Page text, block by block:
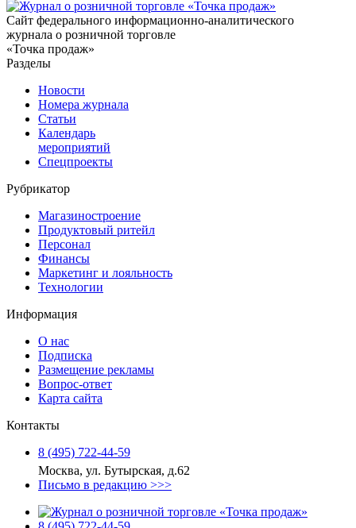
Сайт федерального информационно-аналитического
журнала о розничной торговле
«Точка продаж»
Разделы
Новости
Номера журнала
Статьи
Календарь
мероприятий
Спецпроекты
Рубрикатор
Магазиностроение
Продуктовый ритейл
Персонал
Финансы
Маркетинг и лояльность
Технологии
Информация
О нас
Подписка
Размещение рекламы
Вопрос-ответ
Карта сайта
Контакты
8 (495) 722‑44‑59
Москва, ул. Бутырская, д.62
Письмо в редакцию >>>